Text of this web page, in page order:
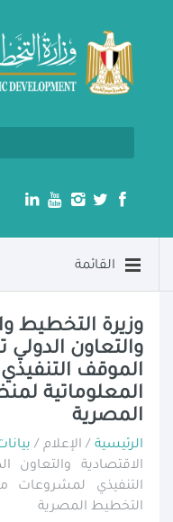
القائمة
وزيرة التخطيط
والتعاون الدولي
الموقف
المعلوماتية
المصرية
الرئيسية/ الإعلام /
الاقتصادية والتعاون
التنفيذي لمشروعات
التخطيط المصرية